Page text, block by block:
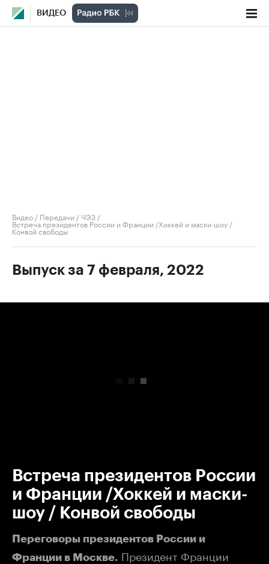
ВИДЕО
Видео / Передачи /ЧЭЗ /
Встреча президентов России и Франции /Хоккей и маски-шоу /
Конвой свободы
Выпуск за 7 февраля, 2022
Встреча президентов России
и Франции /Хоккей и маски-
шоу / Конвой свободы
Переговоры президентов России и
Франции в Москве. Президент Франции